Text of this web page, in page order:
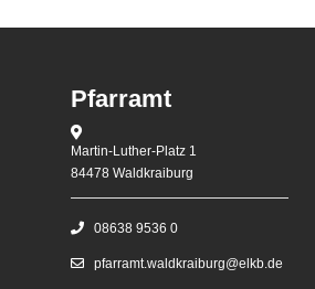
Pfarramt
Martin-Luther-Platz 1
84478 Waldkraiburg
08638 9536 0
pfarramt.waldkraiburg@elkb.de